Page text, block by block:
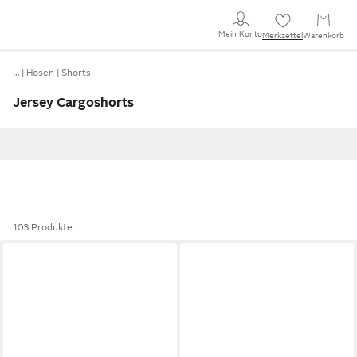
Mein KontoMerkzettel Warenkorb
… Hosen Shorts
Jersey Cargoshorts
103 Produkte